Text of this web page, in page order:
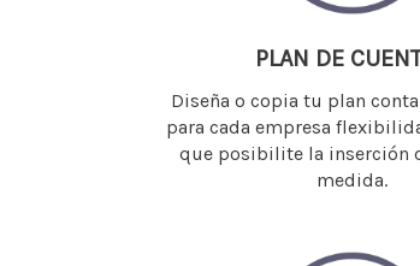
PLAN DE
Diseña o copia tu plan
para cada empresa
que posibilite la inserción
medida.